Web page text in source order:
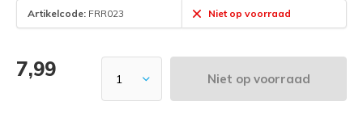
Artikelcode: FRR023 Niet op voorraad
7,99 Niet op voorraad